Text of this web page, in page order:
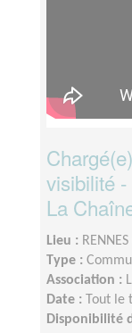
visibilité
La
Lieu :
Type :
Association :
Date :
Tout le
Disponibilité